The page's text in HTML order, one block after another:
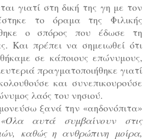
γιατί στη δική της γη με τον
το όραμα της Φιλικής
ο σπόρος που έδωσε τη
Και πρέπει να σημειωθεί ότι
σε κάποιους επώνυμους,
πραγματοποιήθηκε γιατί
και συνεπικουρούσε
λαός του νησιού.
ξανά την «αηδονόπιτα»
«Όλα αυτά συμβαίνουν στις
καθώς η ανθρώπινη μοίρα,